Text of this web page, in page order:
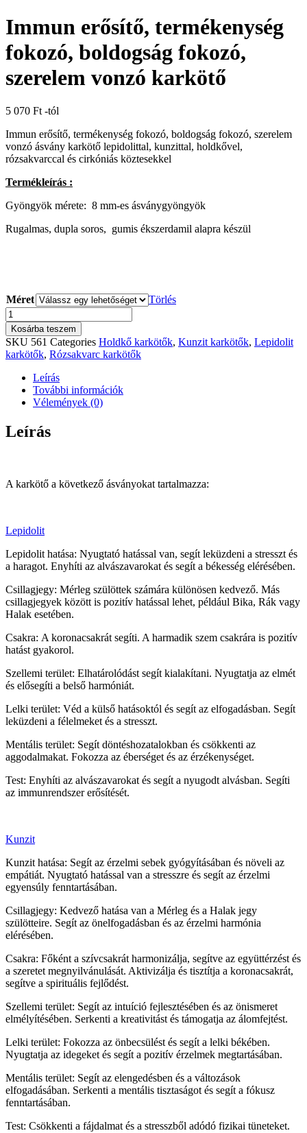
Immun erősítő, termékenység
fokozó, boldogság fokozó,
szerelem vonzó karkötő
5 070 Ft -tól
Immun erősítő, termékenység fokozó, boldogság fokozó, szerelem
vonzó ásvány karkötő lepidolittal, kunzittal, holdkővel,
rózsakvarccal és cirkóniás köztesekkel
Termékleírás :
Gyöngyök mérete: 8 mm-es ásványgyöngyök
Rugalmas, dupla soros, gumis ékszerdamil alapra készül
Méret
Törlés
Immun
erősítő,
termékenység
fokozó,
boldogság
fokozó,
szerelem
vonzó
karkötő
mennyiség
Kosárba teszem
SKU 561 Categories Holdkő karkötők, Kunzit karkötők, Lepidolit
karkötők, Rózsakvarc karkötők
Leírás
További információk
Vélemények (0)
Leírás
A karkötő a következő ásványokat tartalmazza:
Lepidolit
Lepidolit hatása: Nyugtató hatással van, segít leküzdeni a stresszt és
a haragot. Enyhíti az alvászavarokat és segít a békesség elérésében.
Csillagjegy: Mérleg szülöttek számára különösen kedvező. Más
csillagjegyek között is pozitív hatással lehet, például Bika, Rák vagy
Halak esetében.
Csakra: A koronacsakrát segíti. A harmadik szem csakrára is pozitív
hatást gyakorol.
Szellemi terület: Elhatárolódást segít kialakítani. Nyugtatja az elmét
és elősegíti a belső harmóniát.
Lelki terület: Véd a külső hatásoktól és segít az elfogadásban. Segít
leküzdeni a félelmeket és a stresszt.
Mentális terület: Segít döntéshozatalokban és csökkenti az
aggodalmakat. Fokozza az éberséget és az érzékenységet.
Test: Enyhíti az alvászavarokat és segít a nyugodt alvásban. Segíti
az immunrendszer erősítését.
Kunzit
Kunzit hatása: Segít az érzelmi sebek gyógyításában és növeli az
empátiát. Nyugtató hatással van a stresszre és segít az érzelmi
egyensúly fenntartásában.
Csillagjegy: Kedvező hatása van a Mérleg és a Halak jegy
szülötteire. Segít az önelfogadásban és az érzelmi harmónia
elérésében.
Csakra: Főként a szívcsakrát harmonizálja, segítve az együttérzést és
a szeretet megnyilvánulását. Aktivizálja és tisztítja a koronacsakrát,
segítve a spirituális fejlődést.
Szellemi terület: Segít az intuíció fejlesztésében és az önismeret
elmélyítésében. Serkenti a kreativitást és támogatja az álomfejtést.
Lelki terület: Fokozza az önbecsülést és segít a lelki békében.
Nyugtatja az idegeket és segít a pozitív érzelmek megtartásában.
Mentális terület: Segít az elengedésben és a változások
elfogadásában. Serkenti a mentális tisztaságot és segít a fókusz
fenntartásában.
Test: Csökkenti a fájdalmat és a stresszből adódó fizikai tüneteket.